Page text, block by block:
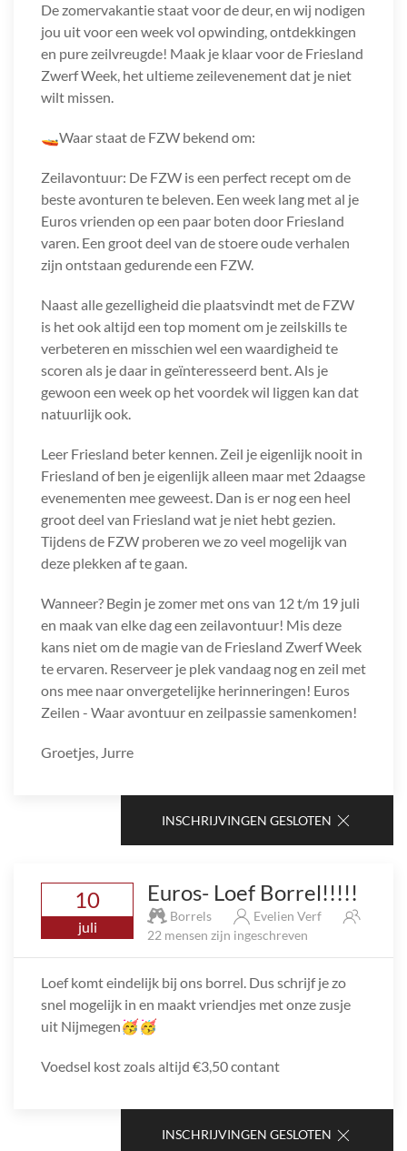
De zomervakantie staat voor de deur, en wij nodigen
jou uit voor een week vol opwinding, ontdekkingen
en pure zeilvreugde! Maak je klaar voor de Friesland
Zwerf Week, het ultieme zeilevenement dat je niet
wilt missen.
🚤Waar staat de FZW bekend om:
Zeilavontuur: De FZW is een perfect recept om de
beste avonturen te beleven. Een week lang met al je
Euros vrienden op een paar boten door Friesland
varen. Een groot deel van de stoere oude verhalen
zijn ontstaan gedurende een FZW.
Naast alle gezelligheid die plaatsvindt met de FZW
is het ook altijd een top moment om je zeilskills te
verbeteren en misschien wel een waardigheid te
scoren als je daar in geïnteresseerd bent. Als je
gewoon een week op het voordek wil liggen kan dat
natuurlijk ook.
Leer Friesland beter kennen. Zeil je eigenlijk nooit in
Friesland of ben je eigenlijk alleen maar met 2daagse
evenementen mee geweest. Dan is er nog een heel
groot deel van Friesland wat je niet hebt gezien.
Tijdens de FZW proberen we zo veel mogelijk van
deze plekken af te gaan.
Wanneer? Begin je zomer met ons van 12 t/m 19 juli
en maak van elke dag een zeilavontuur! Mis deze
kans niet om de magie van de Friesland Zwerf Week
te ervaren. Reserveer je plek vandaag nog en zeil met
ons mee naar onvergetelijke herinneringen! Euros
Zeilen - Waar avontuur en zeilpassie samenkomen!
Groetjes, Jurre
INSCHRIJVINGEN GESLOTEN
10
juli
Euros- Loef Borrel!!!!!
Borrels
Evelien Verf
22 mensen zijn ingeschreven
Loef komt eindelijk bij ons borrel. Dus schrijf je zo
snel mogelijk in en maakt vriendjes met onze zusje
uit Nijmegen🥳🥳
Voedsel kost zoals altijd €3,50 contant
INSCHRIJVINGEN GESLOTEN